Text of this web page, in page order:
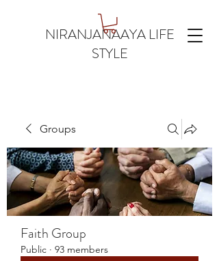
NIRANJANAAYA LIFE
STYLE
Groups
Faith Group
Public · 93 members